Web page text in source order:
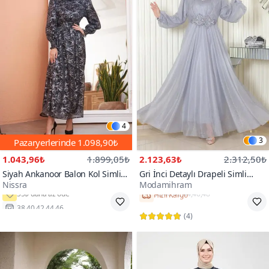
4
Pazaryerlerinde 1.098,90₺
1.043,96₺
1.899,05₺
Siyah Ankanoor Balon Kol Simli
Varaklı Şifon Abiye Elbise
Nissra
3
2.123,63₺ 2.312,50₺
Gri İnci Detaylı Drapeli Simli
Abiye Elbise
Modamihram
Hızlı Kargo
(4)